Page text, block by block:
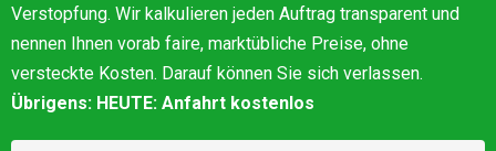
Verstopfung. Wir kalkulieren jeden Auftrag transparent und
nennen Ihnen vorab faire, marktübliche Preise, ohne
versteckte Kosten. Darauf können Sie sich verlassen.
Übrigens: HEUTE: Anfahrt kostenlos